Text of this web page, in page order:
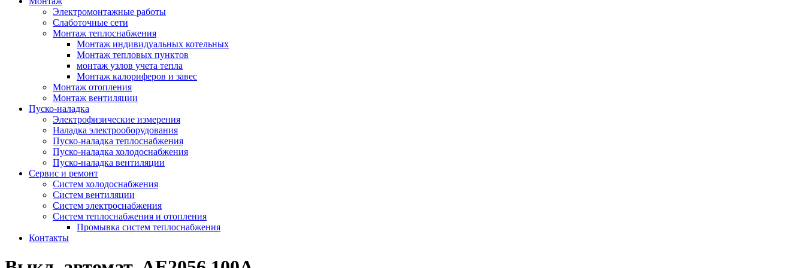
Электромонтажные работы
Слаботочные сети
Монтаж теплоснабжения
Монтаж индивидуальных котельных
Монтаж тепловых пунктов
монтаж узлов учета тепла
Монтаж калориферов и завес
Монтаж отопления
Монтаж вентиляции
Пуско-наладка
Электрофизические измерения
Наладка электрооборудования
Пуско-наладка теплоснабжения
Пуско-наладка холодоснабжения
Пуско-наладка вентиляции
Сервис и ремонт
Систем холодоснабжения
Систем вентиляции
Систем электроснабжения
Систем теплоснабжения и отопления
Промывка систем теплоснабжения
Контакты